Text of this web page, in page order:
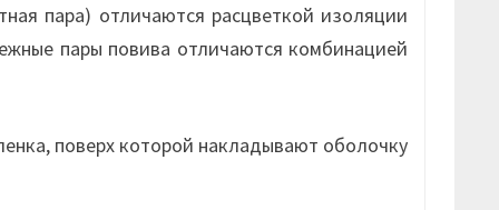
пара) отличаются расцветкой изоляции
пары повива отличаются комбинацией
поверх которой накладывают оболочку